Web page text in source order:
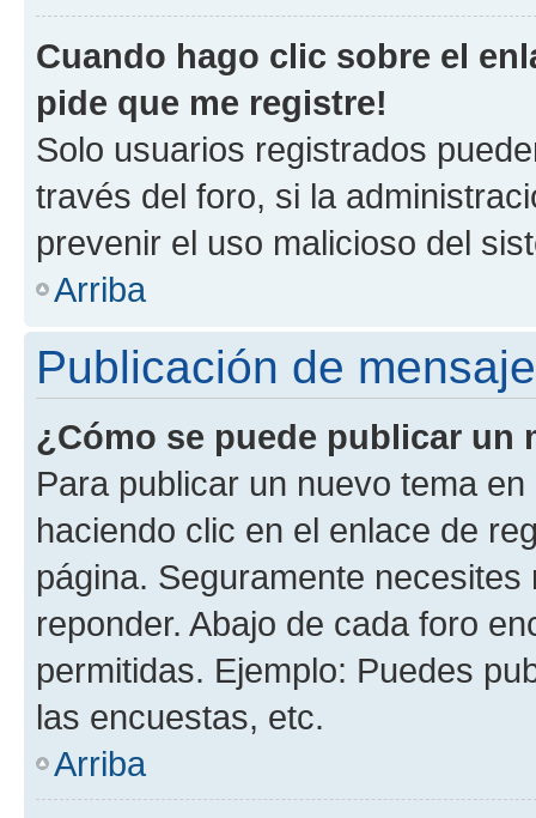
Cuando hago clic sobre el
pide que me registre!
Solo usuarios registrados
través del foro, si la
prevenir el uso malicioso del
Arriba
Publicación de
¿Cómo se puede publicar un
Para publicar un nuevo tema
haciendo clic en el enlace de
página. Seguramente
reponder. Abajo de cada foro
permitidas. Ejemplo: Puedes
las encuestas, etc.
Arriba